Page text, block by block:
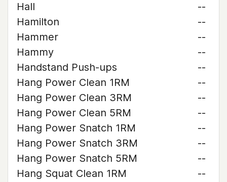
Hall
--
Hamilton
--
Hammer
--
Hammy
--
Handstand Push-ups
--
Hang Power Clean 1RM
--
Hang Power Clean 3RM
--
Hang Power Clean 5RM
--
Hang Power Snatch 1RM
--
Hang Power Snatch 3RM
--
Hang Power Snatch 5RM
--
Hang Squat Clean 1RM
--